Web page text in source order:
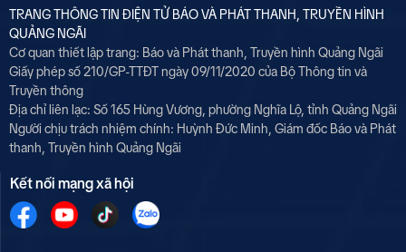
TRANG THÔNG TIN ĐIỆN TỬ BÁO VÀ PHÁT THANH, TRUYỀN HÌNH
QUẢNG NGÃI
Cơ quan thiết lập trang: Báo và Phát thanh, Truyền hình Quảng Ngãi
Giấy phép số 210/GP-TTĐT ngày 09/11/2020 của Bộ Thông tin và
Truyền thông
Địa chỉ liên lạc: Số 165 Hùng Vương, phường Nghĩa Lộ, tỉnh Quảng Ngãi
Người chịu trách nhiệm chính: Huỳnh Đức Minh, Giám đốc Báo và Phát
thanh, Truyền hình Quảng Ngãi
Kết nối mạng xã hội